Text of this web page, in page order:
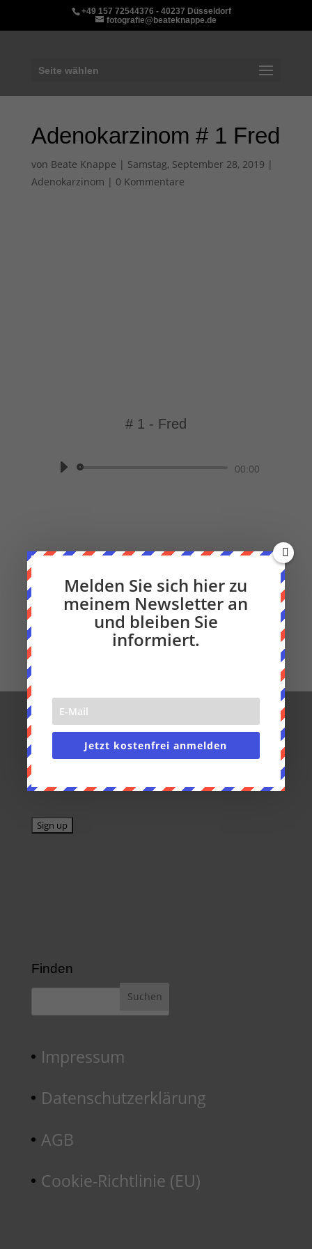
+49 157 72544376 - 40237 Düsseldorf
fotografie@beateknappe.de
Seite wählen
Adenokarzinom # 1 Fred
von Beate Knappe | Samstag, September 28, 2019 |
Adenokarzinom | 0 Kommentare
# 1 - Fred
00:00
Adenokarzinom # 18 Momentaufnahme →
Hier können Sie meinen Newsletter
bestellen
Email address:
Finden
Impressum
Datenschutzerklärung
AGB
Cookie-Richtlinie (EU)
Melden Sie sich hier zu
meinem Newsletter an
und bleiben Sie
informiert.
Jetzt kostenfrei anmelden